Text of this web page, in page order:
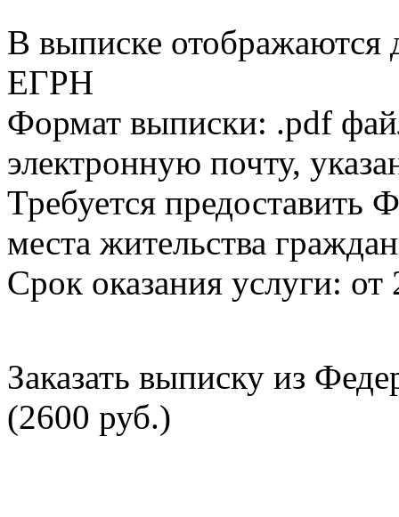
В выписке
ЕГРН
Формат выписки: .pdf
электронную почту,
Требуется
места жительства
Срок оказания услуги: от
Заказать выписку из
(2600 руб.)